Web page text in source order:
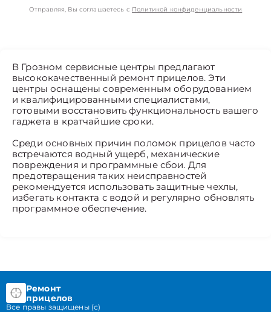
Отправляя, Вы соглашаетесь с Политикой конфиденциальности
В Грозном сервисные центры предлагают
высококачественный ремонт прицелов. Эти
центры оснащены современным оборудованием
и квалифицированными специалистами,
готовыми восстановить функциональность вашего
гаджета в кратчайшие сроки.
Среди основных причин поломок прицелов часто
встречаются водный ущерб, механические
повреждения и программные сбои. Для
предотвращения таких неисправностей
рекомендуется использовать защитные чехлы,
избегать контакта с водой и регулярно обновлять
программное обеспечение.
Ремонт
прицелов
Все правы защищены (с)